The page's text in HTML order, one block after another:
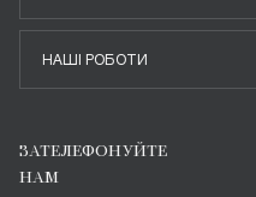
НАШІ РОБОТИ
ЗАТЕЛЕФОНУЙТЕ
НАМ